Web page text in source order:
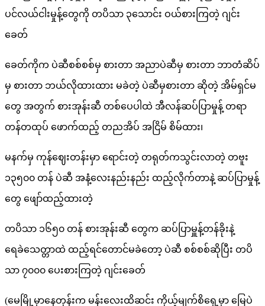
ပင်လယ်ငါးမှုန့်တွေကို တပိသာ ၃သောင်း ဝယ်စားကြတဲ့ ဂျင်း
ခေတ်
ခေတ်ကိုက ပဲဆီစစ်စစ်မှ စားတာ အညာပဲဆီမှ စားတာ ဘာတံဆိပ်
မှ စားတာ ဘယ်လိုထားထား မခဲတဲ့ ပဲဆီမှစားတာ ဆိုတဲ့ အိမ်ရှင်မ
တွေ အတွက် စားအုန်းဆီ တစ်ပေပါထဲ အီလန်ဆပ်ပြာမှုန့် တရာ
တန်တထုပ် ဖောက်ထည့် တညအိပ် အငြိမ် စိမ်ထား၊
မနက်မှ ကုန်ဈေးတန်းမှာ ရောင်းတဲ့ တရုတ်ကသွင်းလာတဲ့ တဗူး
၁၃၅၀၀ တန် ပဲဆီ အနံ့လေးနည်းနည်း ထည့်လိုက်တာနဲ့ ဆပ်ပြာမှုန့်
တွေ ဖျော်ထည့်ထားတဲ့
တပိသာ ၁၆၅၀ တန် စားအုန်းဆီ တွေက ဆပ်ပြာမှူန့်တန်ခိုးနဲ့
ရေခဲသေတ္တာထဲ ထည့်ရင်တောင်မခဲတော့ ပဲဆီ စစ်စစ်ဆိုပြီး တပိ
သာ ၇၀၀၀ ပေးစားကြတဲ့ ဂျင်းခေတ်
(မေမြို့မှာနေတုန်းက မန်းလေးထိဆင်း ကိုယ့်မျက်စိရှေ့မှာ မြေပဲ